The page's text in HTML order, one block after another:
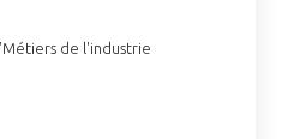
de l'industrie